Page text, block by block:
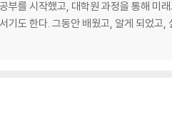
부를 시작했고, 대학원 과정을 통해
기도 한다. 그동안 배웠고, 알게 되었